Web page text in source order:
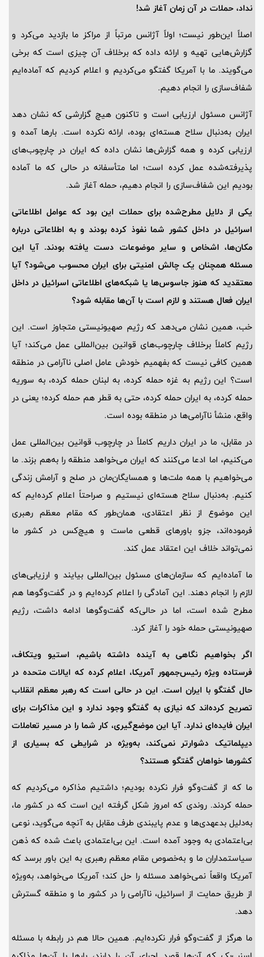
نداد، حملات در آن زمان آغاز شد!
اصلاً این‌طور نیست؛ اولاً آژانس مرتباً از مراکز ما بازدید می‌کرد و
گزارش‌هایی تهیه و ارائه داده که برخلاف آن چیزی است که برخی
می‌گویند. ما با آمریکا گفتگو می‌کردیم و اعلام کردیم که آماده‌ایم
شفاف‌سازی را انجام دهیم.
آژانس مسئول ارزیابی است و تاکنون هیچ گزارشی که نشان دهد
ایران به‌دنبال سلاح هسته‌ای بوده، ارائه نکرده است. بارها آمده و
ارزیابی کرده و همه گزارش‌ها نشان داده که ایران در چارچوب‌های
پذیرفته‌شده عمل کرده است؛ اما متأسفانه در حالی که ما آماده
بودیم این شفاف‌سازی را انجام دهیم، حمله آغاز شد.
یکی از دلایل مطرح‌شده برای حملات این بود که عوامل اطلاعاتی
اسرائیل در داخل کشور شما نفوذ کرده بودند و به اطلاعاتی درباره
مکان‌ها، اشخاص و سایر موضوعات دست یافته بودند. آیا این
مسئله همچنان یک چالش امنیتی برای ایران محسوب می‌شود؟ آیا
معتقدید که هنوز جاسوس‌ها یا شبکه‌های اطلاعاتی اسرائیل در داخل
ایران فعال هستند و لازم است با آن‌ها مقابله شود؟
خب، همین نشان می‌دهد که رژیم صهیونیستی متجاوز است. این
رژیم کاملاً برخلاف چارچوب‌های قوانین بین‌المللی عمل می‌کند؛ آیا
همین کافی نیست که بفهمیم خودش عامل اصلی ناآرامی در منطقه
است؟ این رژیم به غزه حمله کرده، به لبنان حمله کرده، به سوریه
حمله کرده، به ایران حمله کرده، حتی به قطر هم حمله کرده؛ یعنی در
واقع، منشأ ناآرامی‌ها در منطقه بوده است.
در مقابل، ما در ایران داریم کاملاً در چارچوب قوانین بین‌المللی عمل
می‌کنیم، اما ادعا می‌کنند که ایران می‌خواهد منطقه را به‌هم بزند. ما
می‌خواهیم با همه ملت‌ها و همسایگان‌مان در صلح و آرامش زندگی
کنیم. به‌دنبال سلاح هسته‌ای نیستیم و صراحتاً اعلام کرده‌ایم که
این موضوع از نظر اعتقادی، همان‌طور که مقام معظم رهبری
فرموده‌اند، جزو باورهای قطعی ماست و هیچ‌کس در کشور ما
نمی‌تواند خلاف این اعتقاد عمل کند.
ما آماده‌ایم که سازمان‌های مسئول بین‌المللی بیایند و ارزیابی‌های
لازم را انجام دهند. این آمادگی را اعلام کرده‌ایم و در گفت‌وگوها هم
مطرح شده است، اما در حالی‌که گفت‌وگوها ادامه داشت، رژیم
صهیونیستی حمله خود را آغاز کرد.
اگر بخواهیم نگاهی به آینده داشته باشیم، استیو ویتکاف،
فرستاده ویژه رئیس‌جمهور آمریکا، اعلام کرده که ایالات متحده در
حال گفتگو با ایران است. این در حالی است که رهبر معظم انقلاب
تصریح کرده‌اند که نیازی به گفتگو وجود ندارد و این مذاکرات برای
ایران فایده‌ای ندارد. آیا این موضع‌گیری، کار شما را در مسیر تعاملات
دیپلماتیک دشوارتر نمی‌کند، به‌ویژه در شرایطی که بسیاری از
کشورها خواهان گفتگو هستند؟
ما که از گفت‌وگو فرار نکرده بودیم؛ داشتیم مذاکره می‌کردیم که
حمله کردند. روندی که امروز شکل گرفته این است که در کشور ما،
به‌دلیل بدعهدی‌ها و عدم پایبندی طرف مقابل به آنچه می‌گوید، نوعی
بی‌اعتمادی به وجود آمده است. این بی‌اعتمادی باعث شده که ذهن
سیاستمداران ما و به‌خصوص مقام معظم رهبری به این باور برسد که
آمریکا واقعاً نمی‌خواهد مسئله را حل کند؛ آمریکا می‌خواهد، به‌ویژه
از طریق حمایت از اسرائیل، ناآرامی را در کشور ما و منطقه گسترش
دهد.
ما هرگز از گفت‌وگو فرار نکرده‌ایم. همین حالا هم در رابطه با مسئله